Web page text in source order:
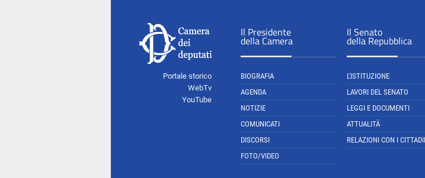
Portale storico
WebTv
YouTube
Il Presidente
della Camera
BIOGRAFIA
AGENDA
NOTIZIE
COMUNICATI
DISCORSI
FOTO/VIDEO
Il Senato
della Repubblica
L'ISTITUZIONE
LAVORI DEL SENATO
LEGGI E DOCUMENTI
ATTUALITÀ
RELAZIONI CON I